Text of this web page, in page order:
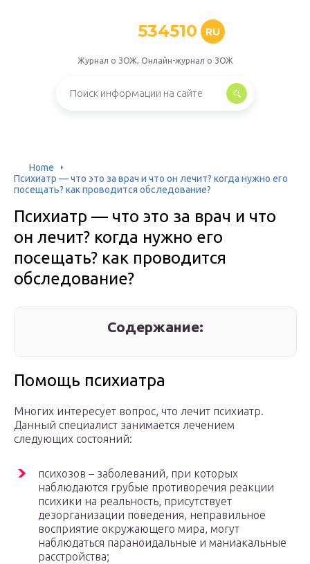
534510 RU
Журнал о ЗОЖ, Онлайн-журнал о ЗОЖ
Home
Психиатр — что это за врач и что он лечит? когда нужно его
посещать? как проводится обследование?
Психиатр — что это за врач и что
он лечит? когда нужно его
посещать? как проводится
обследование?
Содержание:
Помощь психиатра
Многих интересует вопрос, что лечит психиатр.
Данный специалист занимается лечением
следующих состояний:
психозов – заболеваний, при которых
наблюдаются грубые противоречия реакции
психики на реальность, присутствует
дезорганизации поведения, неправильное
восприятие окружающего мира, могут
наблюдаться параноидальные и маниакальные
расстройства;